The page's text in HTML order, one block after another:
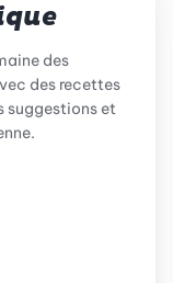
des
des recettes
suggestions et